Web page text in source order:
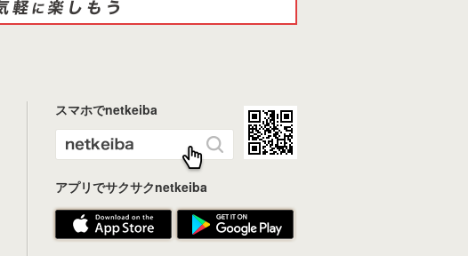
スマホでnetkeiba
アプリでサクサクnetkeiba